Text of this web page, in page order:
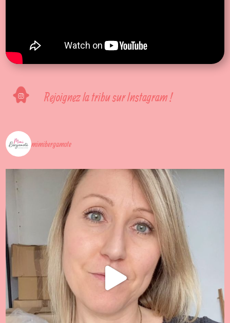
Rejoignez la tribu sur Instagram !
mimibergamote